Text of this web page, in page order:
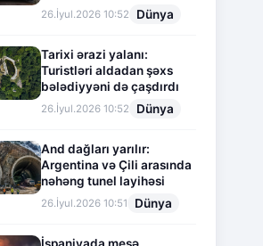
26.İyul.2026 10:52 Dünya
Tarixi ərazi yalanı:
Turistləri aldadan şəxs
bələdiyyəni də çaşdırdı
26.İyul.2026 10:52 Dünya
And dağları yarılır:
Argentina və Çili arasında
nəhəng tunel layihəsi
26.İyul.2026 10:51 Dünya